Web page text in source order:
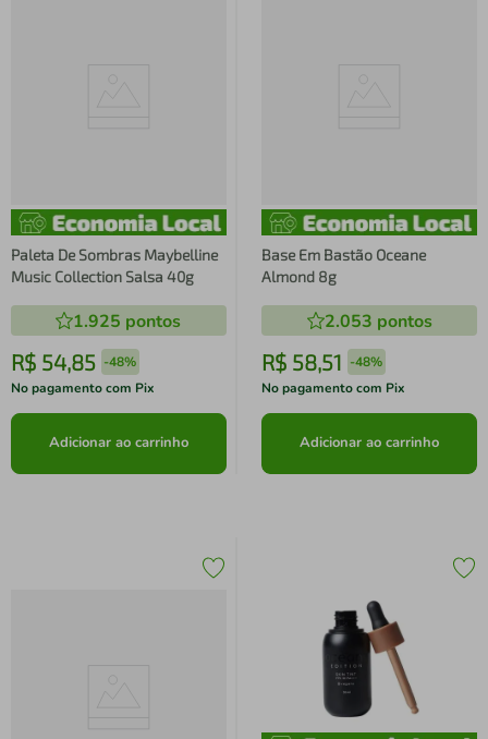
Paleta De Sombras Maybelline
Music Collection Salsa 40g
1.925 pontos
R$ 54,85 -48%
No pagamento com Pix
Adicionar ao carrinho
Base Em Bastão Oceane
Almond 8g
2.053 pontos
R$ 58,51 -48%
No pagamento com Pix
Adicionar ao carrinho